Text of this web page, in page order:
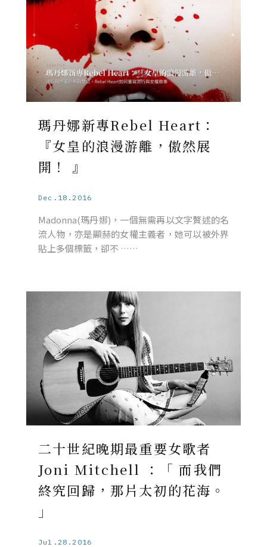
瑪丹娜新專Rebel Heart：
『女皇的浪漫游離，傲然展
開！ 』
Dec.18.2016
Madonna(瑪丹娜)，一個無需再以文字贅述的名
流人物，亦是顯赫的女權主義者，她可以被外界
貼上多個標籤，卻不 ……
二十世紀晚期最重要女歌者
Joni Mitchell ：「 而我們
終究回歸，那片太初的花海。
」
Jul.28.2016